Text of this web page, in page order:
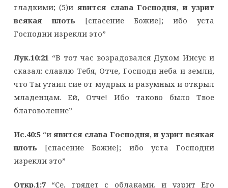
гладкими; (5)и явится слава Господня, и узрит
всякая плоть [спасение Божие]; ибо уста
Господни изрекли это”
Лук.10:21“В тот час возрадовался Духом Иисус и
сказал: славлю Тебя, Отче, Господи неба и земли,
что Ты утаил сие от мудрых и разумных и открыл
младенцам. Ей, Отче! Ибо таково было Твое
благоволение”
Ис.40:5“иявится слава Господня, и узрит всякая
плоть [спасение Божие]; ибо уста Господни
изрекли это”
Откр.1:7“Се, грядет с облаками, и узрит Его